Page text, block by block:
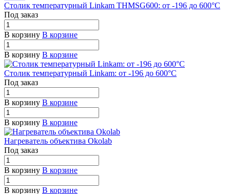
Столик температурный Linkam THMSG600: от -196 до 600°C
Под заказ
В корзину В корзине
В корзину В корзине
Столик температурный Linkam: от -196 до 600°C
Под заказ
В корзину В корзине
В корзину В корзине
Нагреватель объектива Okolab
Под заказ
В корзину В корзине
В корзину В корзине